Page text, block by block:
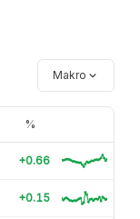
Makro
%
+0.66
+0.15